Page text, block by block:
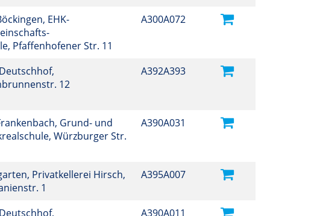
EHK-
Pfaffenhofener Str. 11
A300A072
12
A392A393
Grund- und
Würzburger Str.
A390A031
Privatkellerei Hirsch,
1
A395A007
A390A011